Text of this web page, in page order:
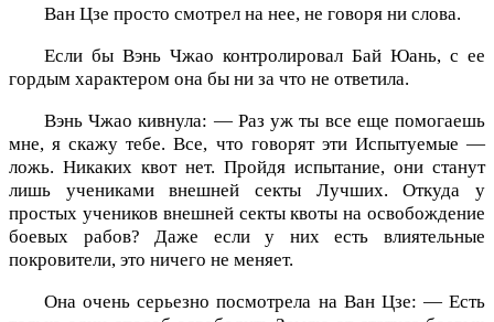
Ван Цзе просто смотрел на нее, не говоря ни слова.
Если бы Вэнь Чжао контролировал Бай Юань, с ее
гордым характером она бы ни за что не ответила.
Вэнь Чжао кивнула: — Раз уж ты все еще помогаешь
мне, я скажу тебе. Все, что говорят эти Испытуемые —
ложь. Никаких квот нет. Пройдя испытание, они станут
лишь учениками внешней секты Лучших. Откуда у
простых учеников внешней секты квоты на освобождение
боевых рабов? Даже если у них есть влиятельные
покровители, это ничего не меняет.
Она очень серьезно посмотрела на Ван Цзе: — Есть